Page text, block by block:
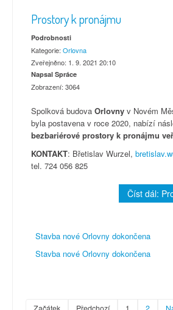
Prostory k pronájmu
Podrobnosti
Kategorie: Orlovna
Zveřejněno: 1. 9. 2021 20:10
Napsal Spráce
Zobrazení: 3064
Spolková budova Orlovny v Novém
byla postavena v roce 2020, nabízí
bezbariérové prostory k pronájmu
KONTAKT: Břetislav Wurzel,
tel. 724 056 825
Číst dál:
Stavba nové Orlovny dokončena
Stavba nové Orlovny dokončena